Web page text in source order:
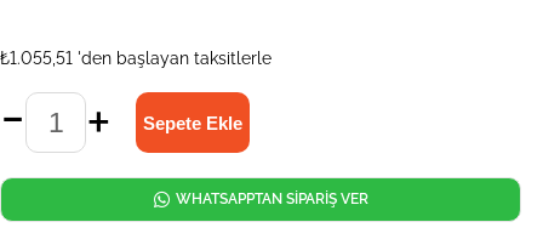
₺1.055,51 'den başlayan taksitlerle
WHATSAPPTAN SİPARİŞ VER